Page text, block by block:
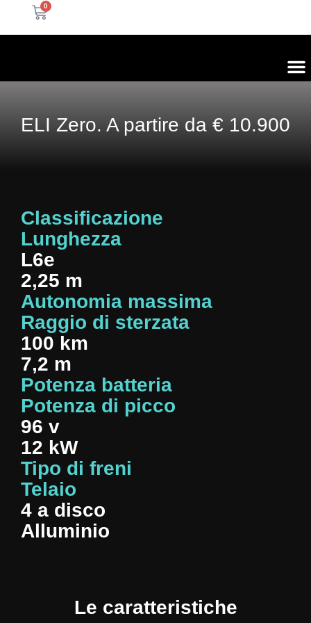
0
ELI Zero. A partire da € 10.900
Classificazione
Lunghezza
L6e
2,25 m
Autonomia massima
Raggio di sterzata
100 km
7,2 m
Potenza batteria
Potenza di picco
96 v
12 kW
Tipo di freni
Telaio
4 a disco
Alluminio
Le caratteristiche